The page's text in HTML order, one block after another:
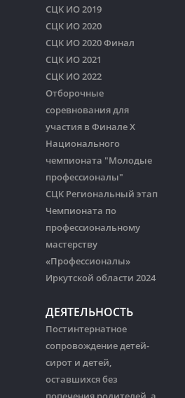
СЦК ИО 2019
СЦК ИО 2020
СЦК ИО 2020 Финал
СЦК ИО 2021
СЦК ИО 2022
Отборочные
соревнования для
участия в Финале Х
Национального
чемпионата "Молодые
профессионалы"
СЦК Региональный этап
Чемпионата по
профессиональному
мастерству
«Профессионалы»
Иркутской области 2024
ДЕЯТЕЛЬНОСТЬ
Постинтернатное
сопровождение детей-
сирот и детей,
оставшихся без